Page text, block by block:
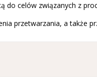
do celów związanych z
przetwarzania, a także